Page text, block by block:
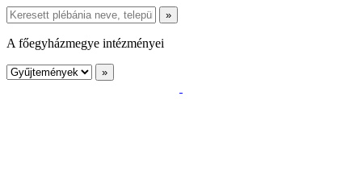
A főegyházmegye intézményei